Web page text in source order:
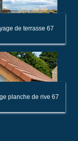
de terrasse 67
planche de rive 67